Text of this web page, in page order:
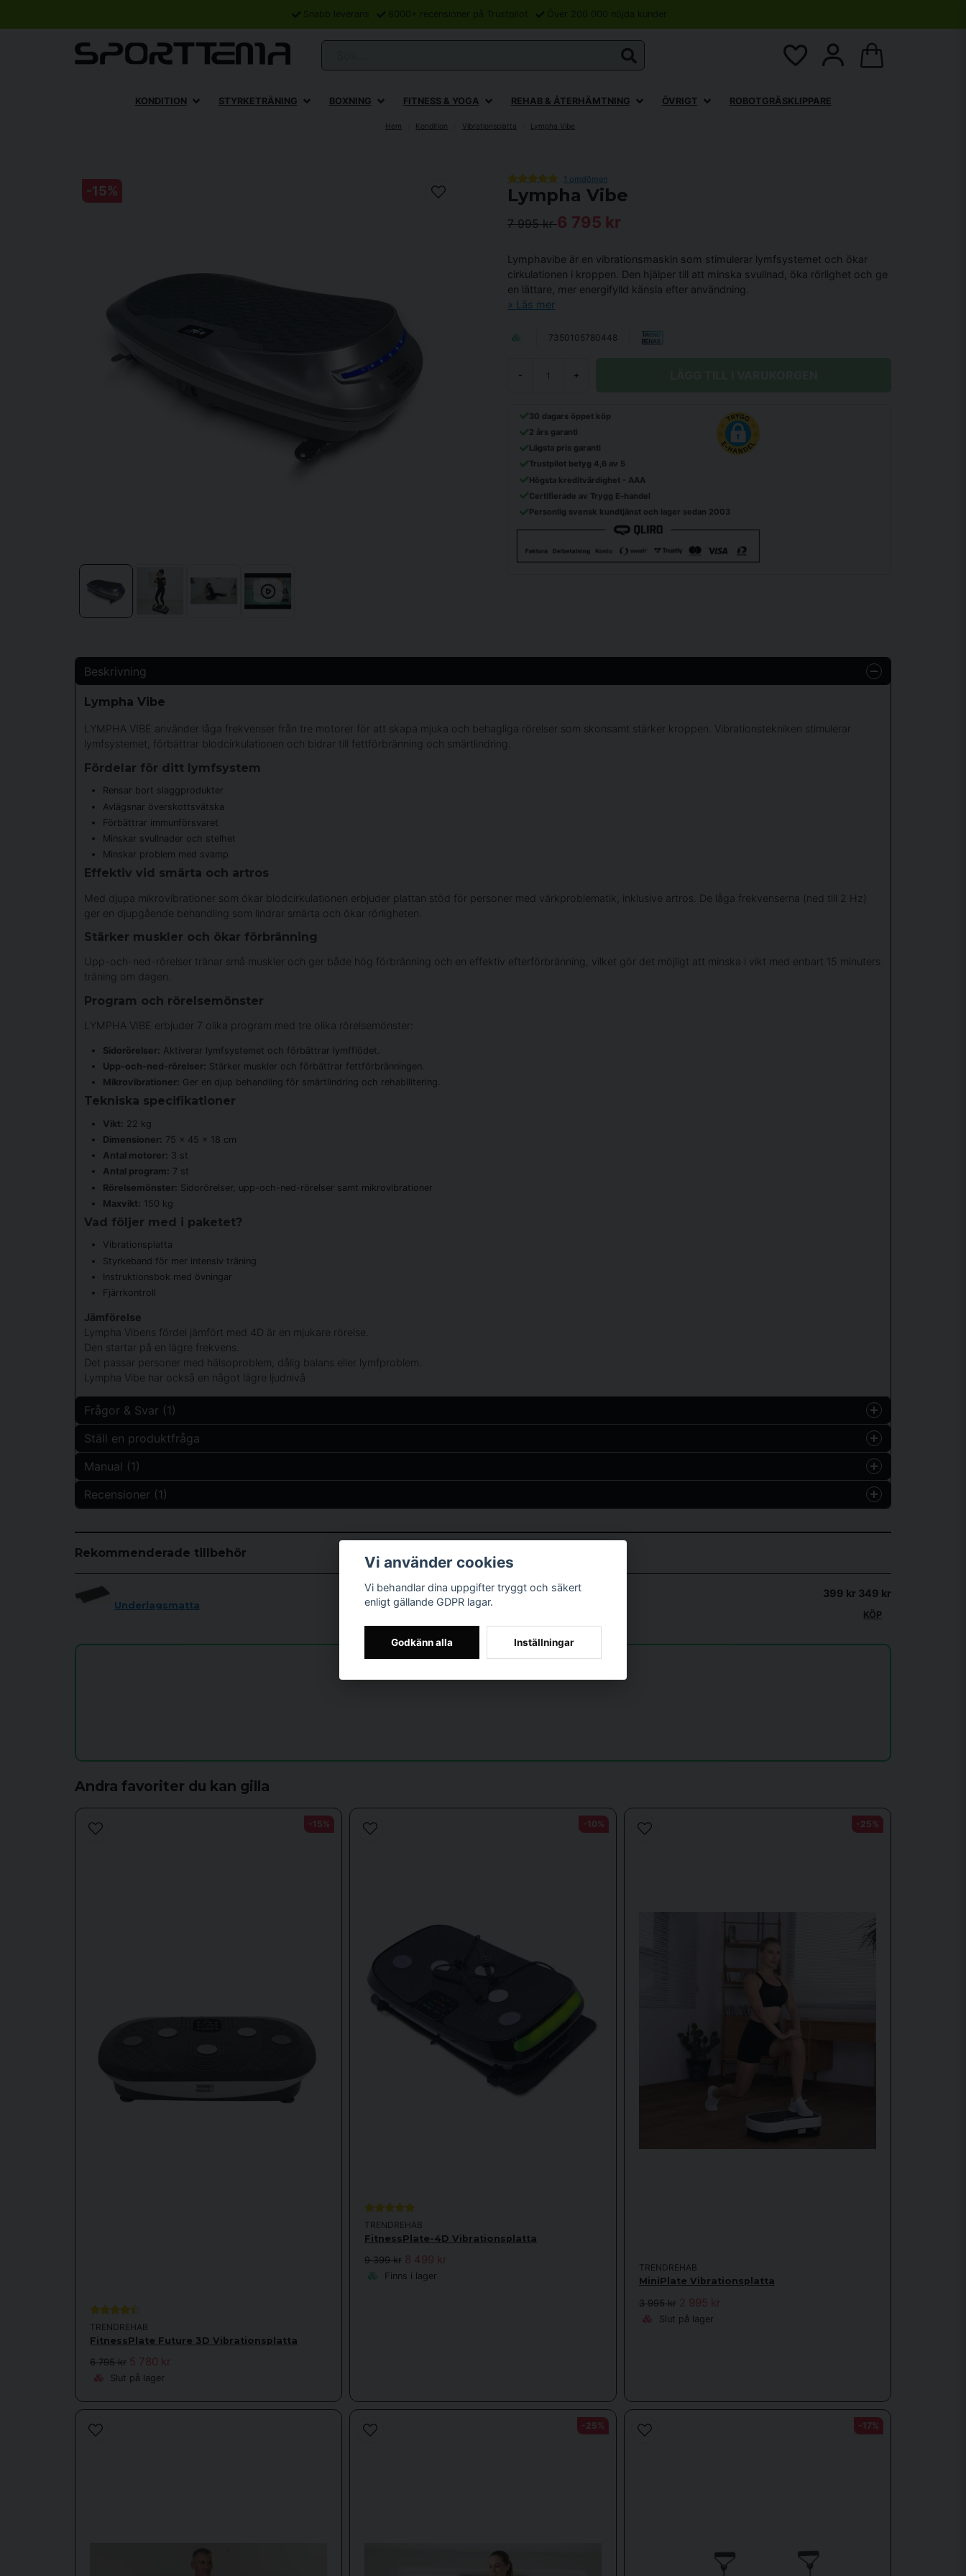
Snabb leverans 6000+ recensioner på Trustpilot Över 200 000 nöjda kunder
KONDITION STYRKETRÄNING BOXNING FITNESS & YOGA REHAB & ÅTERHÄMTNING ÖVRIGT ROBOTGRÄSKLIPPARE
Hem Kondition Vibrationsplatta Lympha Vibe
-15%
1 omdömen
Lympha Vibe
7 995 kr6 795 kr
Lymphavibe är en vibrationsmaskin som stimulerar lymfsystemet och ökar
cirkulationen i kroppen. Den hjälper till att minska svullnad, öka rörlighet och ge
en lättare, mer energifylld känsla efter användning.
Läs mer
7350105780448
- +
30 dagars öppet köp
2 års garanti
Lägsta pris garanti
Trustpilot betyg 4,6 av 5
Högsta kreditvärdighet - AAA
Certifierade av Trygg E-handel
Personlig svensk kundtjänst och lager sedan 2003
Beskrivning
Lympha Vibe
LYMPHA VIBE använder låga frekvenser från tre motorer för att skapa mjuka och behagliga rörelser som skonsamt stärker kroppen. Vibrationstekniken stimulerar
lymfsystemet, förbättrar blodcirkulationen och bidrar till fettförbränning och smärtlindring.
Fördelar för ditt lymfsystem
Rensar bort slaggprodukter
Avlägsnar överskottsvätska
Förbättrar immunförsvaret
Minskar svullnader och stelhet
Minskar problem med svamp
Effektiv vid smärta och artros
Med djupa mikrovibrationer som ökar blodcirkulationen erbjuder plattan stöd för personer med värkproblematik, inklusive artros. De låga frekvenserna (ned till 2 Hz)
ger en djupgående behandling som lindrar smärta och ökar rörligheten.
Stärker muskler och ökar förbränning
Upp-och-ned-rörelser tränar små muskler och ger både hög förbränning och en effektiv efterförbränning, vilket gör det möjligt att minska i vikt med enbart 15 minuters
träning om dagen.
Program och rörelsemönster
LYMPHA VIBE erbjuder 7 olika program med tre olika rörelsemönster:
Sidorörelser: Aktiverar lymfsystemet och förbättrar lymfflödet.
Upp-och-ned-rörelser: Stärker muskler och förbättrar fettförbränningen.
Mikrovibrationer: Ger en djup behandling för smärtlindring och rehabilitering.
Tekniska specifikationer
Vikt: 22 kg
Dimensioner: 75 × 45 × 18 cm
Antal motorer: 3 st
Antal program: 7 st
Rörelsemönster: Sidorörelser, upp-och-ned-rörelser samt mikrovibrationer
Maxvikt: 150 kg
Vad följer med i paketet?
Vibrationsplatta
Styrkeband för mer intensiv träning
Instruktionsbok med övningar
Fjärrkontroll
Jämförelse
Lympha Vibens fördel jämfört med 4D är en mjukare rörelse.
Den startar på en lägre frekvens.
Det passar personer med hälsoproblem, dålig balans eller lymfproblem.
Lympha Vibe har också en något lägre ljudnivå
Frågor & Svar (1)
Hva er returneringspolitikken for produktet?
Butiken svarade
Ställ en produktfråga
question
Fråga oss något om denna produkten...
name
Namn
Manual (1)
Nya vibrationsträningsboken.pdf
Hämta
Recensioner (1)
Monica Cesilie Pedersen
för 11 månader sedan
Veldig god og kraftig plate, mange forskjellige innstillinger 😊veldig fornøyd .
Rekommenderade tillbehör
Underlagsmatta
399 kr 349 kr
KÖP
Andra favoriter du kan gilla
TRENDREHAB
FitnessPlate Future 3D Vibrationsplatta
6 795 kr 5 780 kr
Slut på lager
-15%
TRENDREHAB
FitnessPlate-4D Vibrationsplatta
9 399 kr 8 499 kr
Finns i lager
-10%
TRENDREHAB
MiniPlate Vibrationsplatta
3 995 kr 2 995 kr
Slut på lager
-25%
-25% -17%
Vi använder cookies
Vi behandlar dina uppgifter tryggt och säkert
enligt gällande GDPR lagar.
Godkänn alla Inställningar